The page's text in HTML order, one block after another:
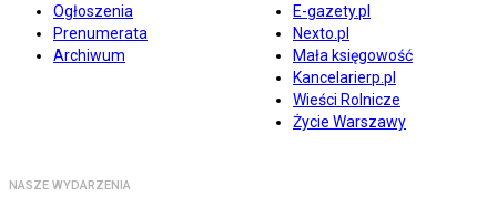
Ogłoszenia
Prenumerata
Archiwum
E-gazety.pl
Nexto.pl
Mała księgowość
Kancelarierp.pl
Wieści Rolnicze
Życie Warszawy
NASZE WYDARZENIA